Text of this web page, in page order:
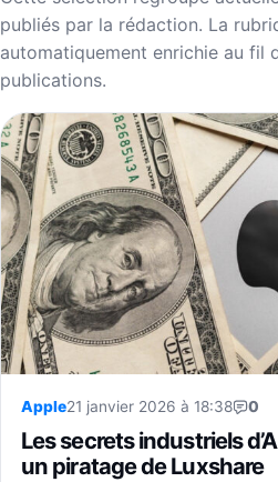
publiés par la rédaction. La
automatiquement enrichie au fil
publications.
Apple21 janvier 2026 à 18:38 0
Les secrets industriels
un piratage de Luxshare